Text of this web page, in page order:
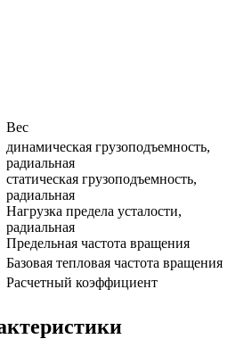
Вес
динамическая грузоподъемность,
радиальная
статическая грузоподъемность,
радиальная
Нагрузка предела усталости,
радиальная
Предельная частота вращения
Базовая тепловая частота вращения
Расчетный коэффициент